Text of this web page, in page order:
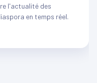
l'actualité des
en temps réel.